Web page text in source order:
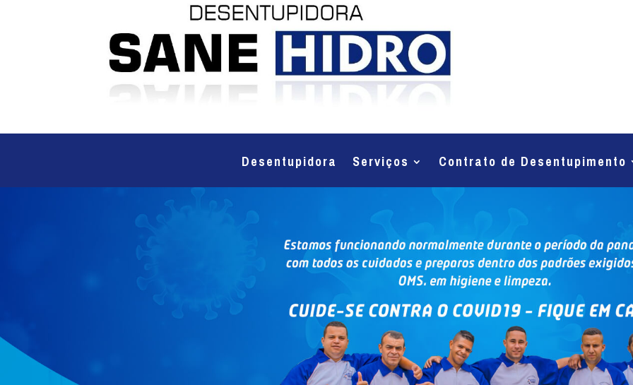
Desentupidora Serviços Contrato de Desentupimento